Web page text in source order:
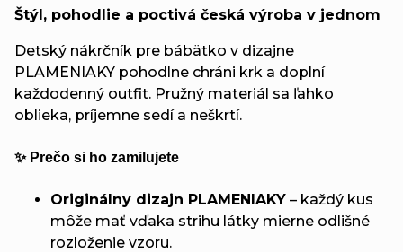
Štýl, pohodlie a poctivá česká výroba v jednom
Detský nákrčník pre bábätko v dizajne
PLAMENIAKY pohodlne chráni krk a doplní
každodenný outfit. Pružný materiál sa ľahko
oblieka, príjemne sedí a neškrtí.
✨ Prečo si ho zamilujete
Originálny dizajn PLAMENIAKY – každý kus
môže mať vďaka strihu látky mierne odlišné
rozloženie vzoru.